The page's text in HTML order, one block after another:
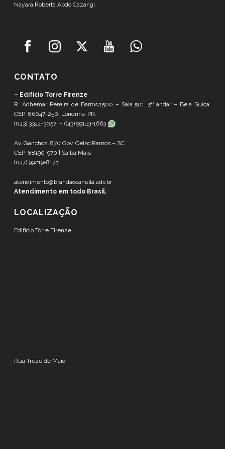
Nayara Roberta Abdo Cazangi
CONTATO
– Edifício Torre Firenze
R. Adhemar Pereira de Barros,1500 – Sala 501, 5º andar – Bela Suíça.
CEP: 86047-250, Londrina-PR.
(043) 3344-3057 – ((43) 99143-1663
Av. Ganchos, 870 Gov. Celso Ramos – SC
CEP: 88190-970 | Saiba Mais
(047) 99219-8173
atendimento@brandaocanella.adv.br
Atendimento em todo Brasil.
LOCALIZAÇÃO
Edifício Torre Firenze
Rua Treze de Maio